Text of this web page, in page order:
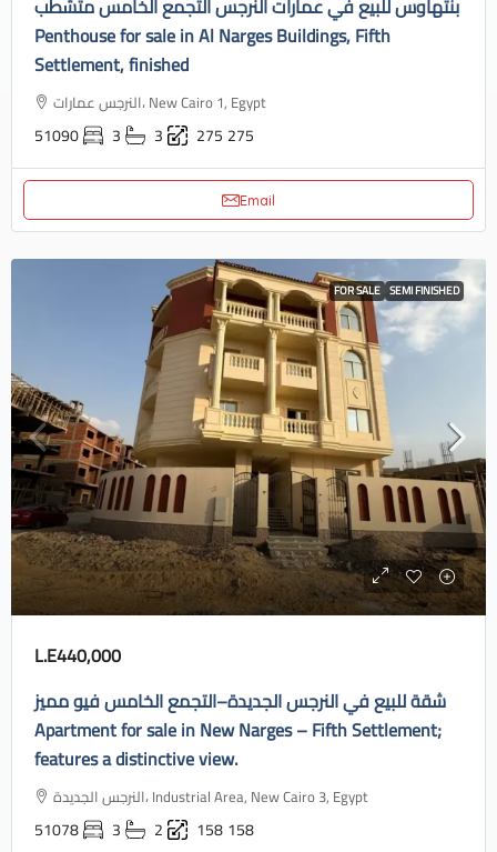
بنتهاوس للبيع في عمارات النرجس التجمع الخامس متشطب
Penthouse for sale in Al Narges Buildings, Fifth
Settlement, finished
النرجس عمارات، New Cairo 1, Egypt
51090 3 3 275 275
Email
FOR SALE SEMI FINISHED
L.E440,000
شقة للبيع في النرجس الجديدة–التجمع الخامس فيو مميز
Apartment for sale in New Narges – Fifth Settlement;
features a distinctive view.
النرجس الجديدة، Industrial Area, New Cairo 3, Egypt
51078 3 2 158158